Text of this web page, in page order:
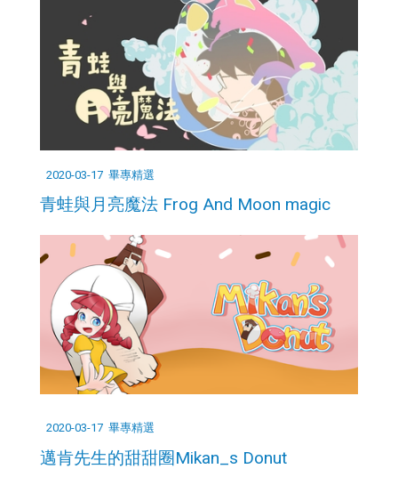
2020-03-17 畢專精選
青蛙與月亮魔法 Frog And Moon magic
2020-03-17 畢專精選
邁肯先生的甜甜圈Mikan_s Donut